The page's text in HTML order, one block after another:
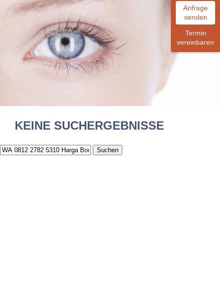
Anfrage
senden
Termin
vereinbaren
KEINE SUCHERGEBNISSE
Suchen
nach: